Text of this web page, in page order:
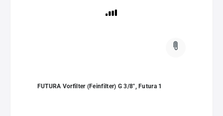
FUTURA Vorfilter (Feinfilter) G 3/8", Futura 1